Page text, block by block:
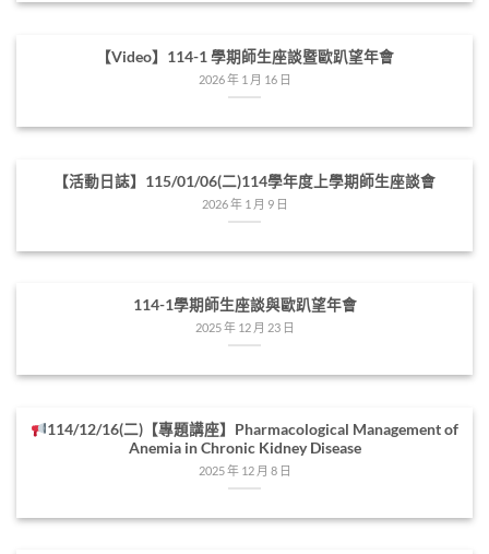
【Video】114-1 學期師生座談暨歐趴望年會
2026 年 1 月 16 日
【活動日誌】115/01/06(二)114學年度上學期師生座談會
2026 年 1 月 9 日
114-1學期師生座談與歐趴望年會
2025 年 12 月 23 日
114/12/16(二)【專題講座】Pharmacological Management of
Anemia in Chronic Kidney Disease
2025 年 12 月 8 日